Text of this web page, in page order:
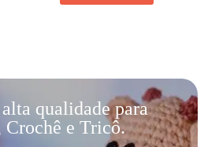
qualidade para
e Tricô.